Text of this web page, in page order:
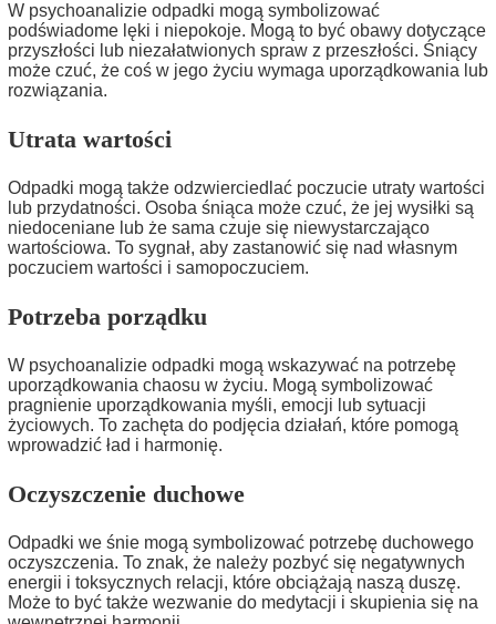
W psychoanalizie odpadki mogą symbolizować
podświadome lęki i niepokoje. Mogą to być obawy dotyczące
przyszłości lub niezałatwionych spraw z przeszłości. Śniący
może czuć, że coś w jego życiu wymaga uporządkowania lub
rozwiązania.
Utrata wartości
Odpadki mogą także odzwierciedlać poczucie utraty wartości
lub przydatności. Osoba śniąca może czuć, że jej wysiłki są
niedoceniane lub że sama czuje się niewystarczająco
wartościowa. To sygnał, aby zastanowić się nad własnym
poczuciem wartości i samopoczuciem.
Potrzeba porządku
W psychoanalizie odpadki mogą wskazywać na potrzebę
uporządkowania chaosu w życiu. Mogą symbolizować
pragnienie uporządkowania myśli, emocji lub sytuacji
życiowych. To zachęta do podjęcia działań, które pomogą
wprowadzić ład i harmonię.
Oczyszczenie duchowe
Odpadki we śnie mogą symbolizować potrzebę duchowego
oczyszczenia. To znak, że należy pozbyć się negatywnych
energii i toksycznych relacji, które obciążają naszą duszę.
Może to być także wezwanie do medytacji i skupienia się na